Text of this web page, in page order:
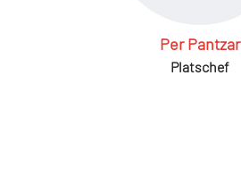
Per Pantzar
Platschef